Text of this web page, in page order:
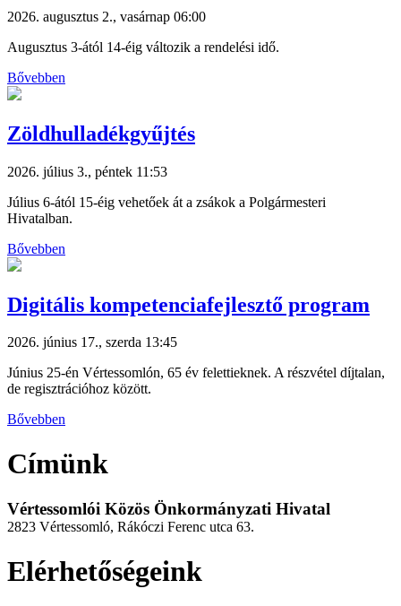
2026. augusztus 2., vasárnap 06:00
Augusztus 3-ától 14-éig változik a rendelési idő.
Bővebben
Zöldhulladékgyűjtés
2026. július 3., péntek 11:53
Július 6-ától 15-éig vehetőek át a zsákok a Polgármesteri
Hivatalban.
Bővebben
Digitális kompetenciafejlesztő program
2026. június 17., szerda 13:45
Június 25-én Vértessomlón, 65 év felettieknek. A részvétel díjtalan,
de regisztrációhoz között.
Bővebben
Címünk
Vértessomlói Közös Önkormányzati Hivatal
2823 Vértessomló, Rákóczi Ferenc utca 63.
Elérhetőségeink